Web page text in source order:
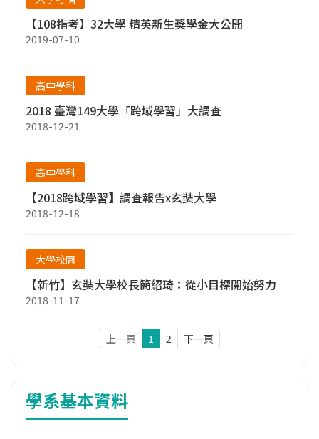
【108指考】32大學 精英新生獎學金大公開
2019-07-10
高中學科
2018 臺灣149大學「跨域學習」大調查
2018-12-21
高中學科
【2018跨域學習】調查報告x玄奘大學
2018-12-18
大學校園
【新竹】玄奘大學校長簡紹琦：從小目標開始努力
2018-11-17
上一頁 1 2 下一頁
學系基本資料